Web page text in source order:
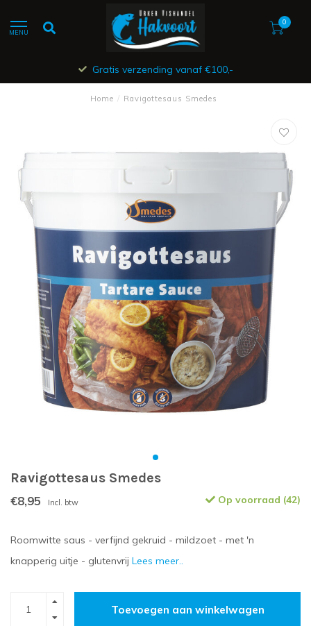
MENU
0
Gratis verzending vanaf €100,-
Home / Ravigottesaus Smedes
Ravigottesaus Smedes
€8,95 Incl. btw Op voorraad (42)
Roomwitte saus - verfijnd gekruid - mildzoet - met 'n
knapperig uitje - glutenvrij Lees meer..
Toevoegen aan winkelwagen